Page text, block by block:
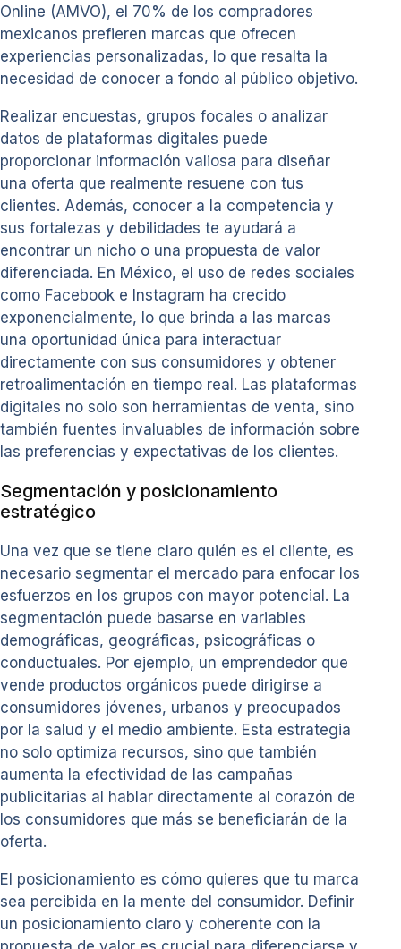
Online (AMVO), el 70% de los compradores
mexicanos prefieren marcas que ofrecen
experiencias personalizadas, lo que resalta la
necesidad de conocer a fondo al público objetivo.
Realizar encuestas, grupos focales o analizar
datos de plataformas digitales puede
proporcionar información valiosa para diseñar
una oferta que realmente resuene con tus
clientes. Además, conocer a la competencia y
sus fortalezas y debilidades te ayudará a
encontrar un nicho o una propuesta de valor
diferenciada. En México, el uso de redes sociales
como Facebook e Instagram ha crecido
exponencialmente, lo que brinda a las marcas
una oportunidad única para interactuar
directamente con sus consumidores y obtener
retroalimentación en tiempo real. Las plataformas
digitales no solo son herramientas de venta, sino
también fuentes invaluables de información sobre
las preferencias y expectativas de los clientes.
Segmentación y posicionamiento
estratégico
Una vez que se tiene claro quién es el cliente, es
necesario segmentar el mercado para enfocar los
esfuerzos en los grupos con mayor potencial. La
segmentación puede basarse en variables
demográficas, geográficas, psicográficas o
conductuales. Por ejemplo, un emprendedor que
vende productos orgánicos puede dirigirse a
consumidores jóvenes, urbanos y preocupados
por la salud y el medio ambiente. Esta estrategia
no solo optimiza recursos, sino que también
aumenta la efectividad de las campañas
publicitarias al hablar directamente al corazón de
los consumidores que más se beneficiarán de la
oferta.
El posicionamiento es cómo quieres que tu marca
sea percibida en la mente del consumidor. Definir
un posicionamiento claro y coherente con la